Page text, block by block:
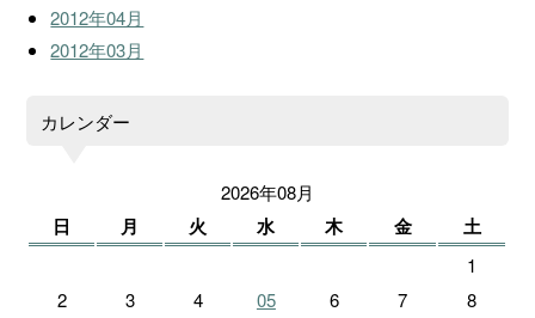
2012年04月
2012年03月
カレンダー
2026年08月
日 月 火 水 木 金 土
1
2
3 4 05 6 7
8